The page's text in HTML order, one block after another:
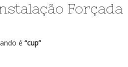
Forçada
é “cup”